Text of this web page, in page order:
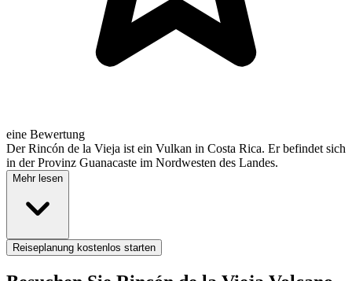
eine Bewertung
Der Rincón de la Vieja ist ein Vulkan in Costa Rica. Er befindet sich
in der Provinz Guanacaste im Nordwesten des Landes.
Mehr lesen
Reiseplanung kostenlos starten